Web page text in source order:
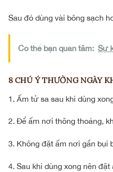
Sau đó dùng vài bông sạch
Có thể bạn quan tâm: Sự
8 CHÚ Ý THƯỜNG NGÀY
1. Ấm tử sa sau khi dùng
2. Để ấm nơi thông thoáng,
3. Không đặt ấm nơi gần bụi
4. Sau khi dùng xong nên